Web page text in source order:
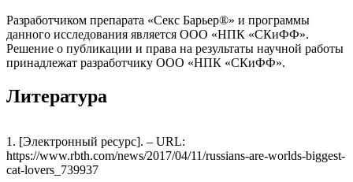
Разработчиком препарата «Секс Барьер®» и программы
данного исследования является ООО «НПК «СКиФФ».
Решение о публикации и права на результаты научной работы
принадлежат разработчику ООО «НПК «СКиФФ».
Литература
1. [Электронный ресурс]. – URL:
https://www.rbth.com/news/2017/04/11/russians-are-worlds-biggest-
cat-lovers_739937